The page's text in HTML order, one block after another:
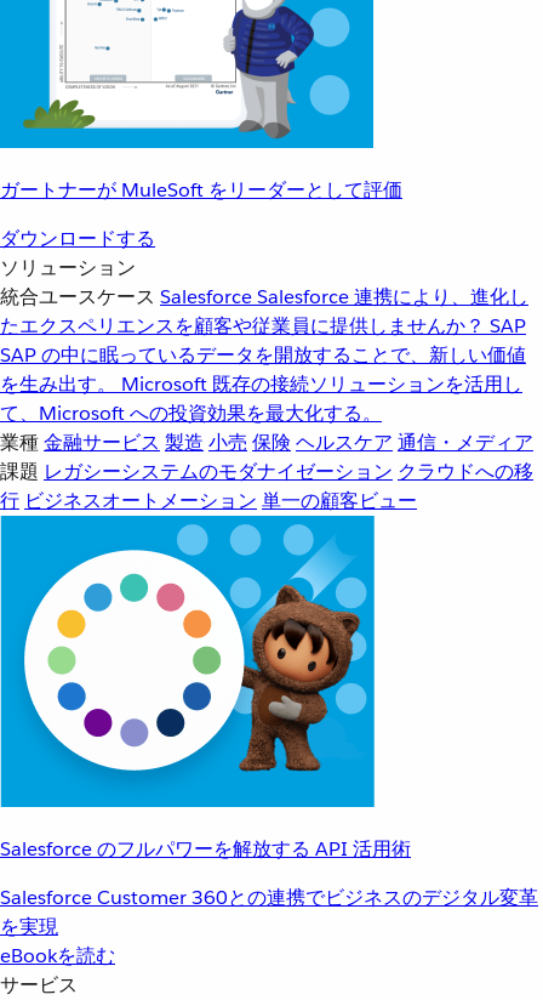
ガートナーが MuleSoft をリーダーとして評価
ダウンロードする
ソリューション
統合ユースケース SalesforceSalesforce 連携により、進化し
たエクスペリエンスを顧客や従業員に提供しませんか？ SAP
SAP の中に眠っているデータを開放することで、新しい価値
を生み出す。
Microsoft 既存の接続ソリューションを活用し
て、Microsoft への投資効果を最大化する。
業種金融サービス 製造 小売 保険 ヘルスケア 通信・メディア
課題 レガシーシステムのモダナイゼーション クラウドへの移
行 ビジネスオートメーション 単一の顧客ビュー
Salesforce のフルパワーを解放する API 活用術
Salesforce Customer 360との連携でビジネスのデジタル変革
を実現
eBookを読む
サービス